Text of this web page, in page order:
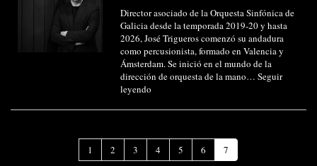
Director asociado de la Orquesta Sinfónica de
Galicia desde la temporada 2019-20 y hasta
2026, José Trigueros comenzó su andadura
como percusionista, formado en Valencia y
Ámsterdam. Se inició en el mundo de la
dirección de orquesta de la mano… Seguir
leyendo
1 2 3 4 5 6 7
actual)